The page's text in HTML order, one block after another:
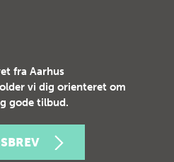
fra Aarhus
vi dig orienteret om
gode tilbud.